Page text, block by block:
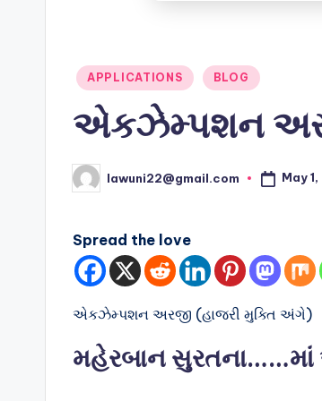
Posted
APPLICATIONS BLOG
એકઝેમ્પશન
Posted
by
lawuni22@gmail.com May
Spread the love
એકઝેમ્પશન અરજી (હાજરી મુક્તિ અંગે)
મહેરબાન સુરતના……માં